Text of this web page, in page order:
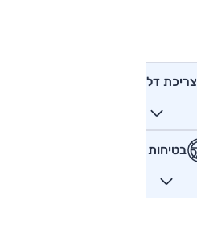
צריכת דלק
בטיחות